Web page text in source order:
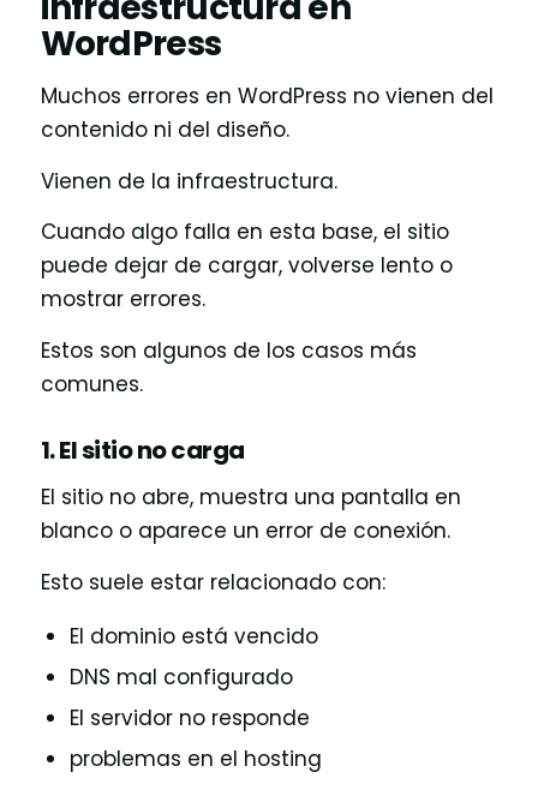
WordPress
Muchos errores en WordPress no vienen del
contenido ni del diseño.
Vienen de la infraestructura.
Cuando algo falla en esta base, el sitio
puede dejar de cargar, volverse lento o
mostrar errores.
Estos son algunos de los casos más
comunes.
1. El sitio no carga
El sitio no abre, muestra una pantalla en
blanco o aparece un error de conexión.
Esto suele estar relacionado con:
El dominio está vencido
DNS mal configurado
El servidor no responde
problemas en el hosting